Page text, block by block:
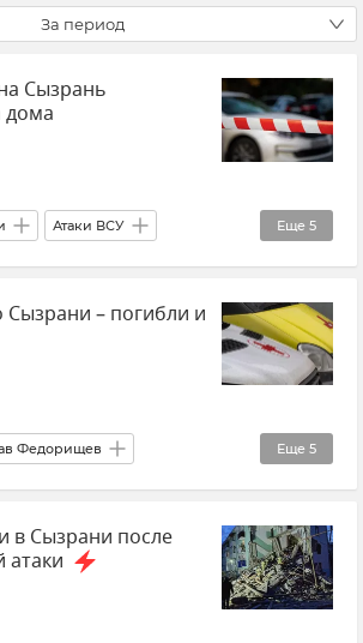
За период
Сызрань
дома
Еще 5
Атаки ВСУ
Украины)
Сызрани – погибли и
Еще 5
Федорищев
Новости
Беспилотник (БПЛА, дрон)
в Сызрани после
атаки